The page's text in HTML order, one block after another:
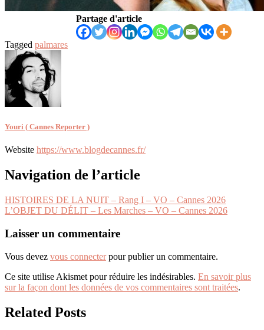
Partage d'article
Tagged palmares
Youri ( Cannes Reporter )
Website https://www.blogdecannes.fr/
Navigation de l’article
HISTOIRES DE LA NUIT – Rang I – VO – Cannes 2026
L’OBJET DU DÉLIT – Les Marches – VO – Cannes 2026
Laisser un commentaire
Vous devez vous connecterpour publier un commentaire.
Ce site utilise Akismet pour réduire les indésirables. En savoir plus
sur la façon dont les données de vos commentaires sont traitées.
Related Posts